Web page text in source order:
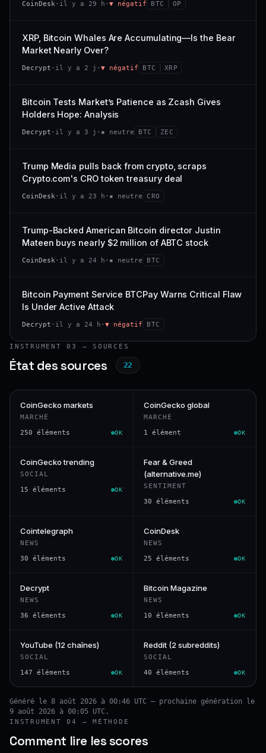
−0,1 % +0,1 %
−0,1 % #29
CONFIANCE
477 M$ 1 464 $
+0,6 % −3,6 %
−94,7 % #102
CONFIANCE
CoinDesk · il y a 29 h · ▼ négatif BTC OP
XRP, Bitcoin Whales Are Accumulating—Is the Bear
Market Nearly Over?
Decrypt · il y a 2 j · ▼ négatif BTC XRP
Bitcoin Tests Market’s Patience as Zcash Gives
Holders Hope: Analysis
Decrypt · il y a 3 j · ▪ neutre BTC ZEC
Trump Media pulls back from crypto, scraps
Crypto.com's CRO token treasury deal
CoinDesk · il y a 23 h · ▪ neutre CRO
Trump-Backed American Bitcoin director Justin
Mateen buys nearly $2 million of ABTC stock
CoinDesk · il y a 24 h · ▪ neutre BTC
Bitcoin Payment Service BTCPay Warns Critical Flaw
Is Under Active Attack
Decrypt · il y a 24 h · ▼ négatif BTC
INSTRUMENT 03 — SOURCES
État des sources 22
CoinGecko markets
MARCHÉ
250 éléments OK
CoinGecko global
MARCHÉ
1 élément OK
CoinGecko trending
SOCIAL
15 éléments OK
Fear & Greed
(alternative.me)
SENTIMENT
30 éléments OK
Cointelegraph
NEWS
30 éléments OK
CoinDesk
NEWS
25 éléments OK
Decrypt
NEWS
36 éléments OK
Bitcoin Magazine
NEWS
10 éléments OK
YouTube (12 chaînes)
SOCIAL
147 éléments OK
Reddit (2 subreddits)
SOCIAL
40 éléments OK
Généré le 8 août 2026 à 00:46 UTC — prochaine génération le
9 août 2026 à 00:05 UTC.
INSTRUMENT 04 — MÉTHODE
Comment lire les scores